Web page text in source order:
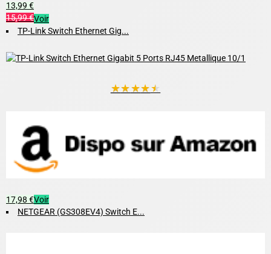
13,99 €
15,99 €Voir
TP-Link Switch Ethernet Gig...
★★★★★
17,98 €Voir
NETGEAR (GS308EV4) Switch E...